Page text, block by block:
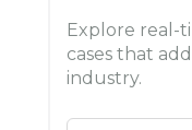
Explore real-
cases that
industry.